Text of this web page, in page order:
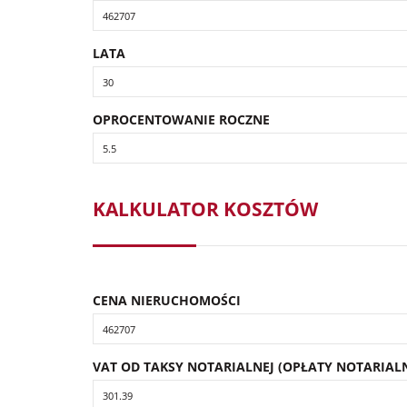
LATA
OPROCENTOWANIE ROCZNE
KALKULATOR KOSZTÓW
CENA NIERUCHOMOŚCI
VAT OD TAKSY NOTARIALNEJ (OPŁATY